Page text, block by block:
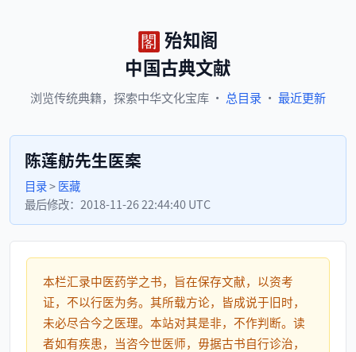
殆知阁
中国古典文献
浏览传统典籍， 探索中华文化宝库 · 总目录 · 最近更新
陈莲舫先生医案
目录>医藏
最后修改： 2018-11-26 22:44:40 UTC
本栏汇录中医药学之书，旨在保存文献，以资考
证，不以行医为务。其所载方论，皆成说于旧时，
未必尽合今之医理。本站对其是非，不作判断。读
者如有疾患，当咨今世医师，毋据古书自行诊治，